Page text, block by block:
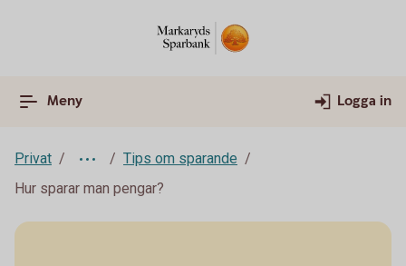
Meny Logga in
Privat
Tips om sparande
Hur sparar man pengar?